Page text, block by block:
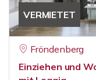
VERMIETET
Fröndenberg
Einziehen und